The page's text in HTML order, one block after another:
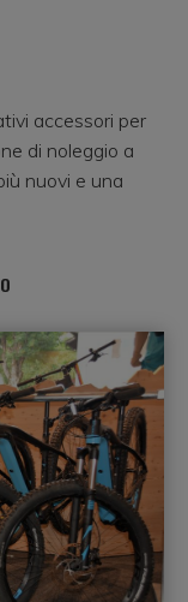
accessori per
di noleggio a
nuovi e una